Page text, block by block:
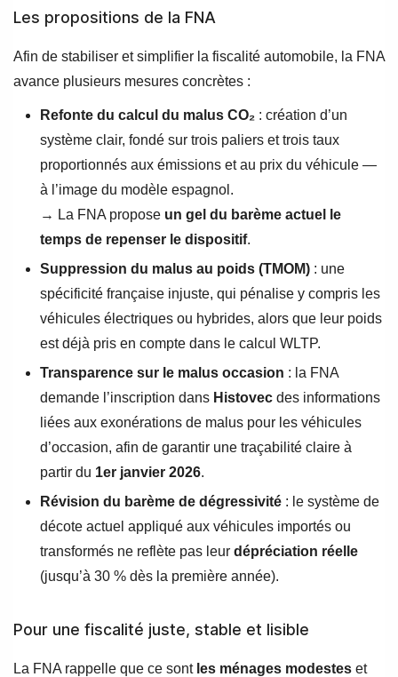
Les propositions de la FNA
Afin de stabiliser et simplifier la fiscalité automobile, la FNA
avance plusieurs mesures concrètes :
Refonte du calcul du malus CO₂ : création d’un
système clair, fondé sur trois paliers et trois taux
proportionnés aux émissions et au prix du véhicule —
à l’image du modèle espagnol.
→ La FNA propose un gel du barème actuel le
temps de repenser le dispositif.
Suppression du malus au poids (TMOM) : une
spécificité française injuste, qui pénalise y compris les
véhicules électriques ou hybrides, alors que leur poids
est déjà pris en compte dans le calcul WLTP.
Transparence sur le malus occasion : la FNA
demande l’inscription dans Histovec des informations
liées aux exonérations de malus pour les véhicules
d’occasion, afin de garantir une traçabilité claire à
partir du 1er janvier 2026.
Révision du barème de dégressivité : le système de
décote actuel appliqué aux véhicules importés ou
transformés ne reflète pas leur dépréciation réelle
(jusqu’à 30 % dès la première année).
Pour une fiscalité juste, stable et lisible
La FNA rappelle que ce sont les ménages modestes et